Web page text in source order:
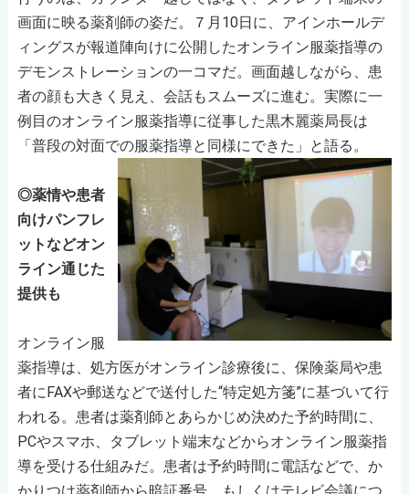
画面に映る薬剤師の姿だ。７月10日に、アインホールデ
ィングスが報道陣向けに公開したオンライン服薬指導の
デモンストレーションの一コマだ。画面越しながら、患
者の顔も大きく見え、会話もスムーズに進む。実際に一
例目のオンライン服薬指導に従事した黒木麗薬局長は
「普段の対面での服薬指導と同様にできた」と語る。
◎薬情や患者
向けパンフレ
ットなどオン
ライン通じた
提供も
オンライン服
薬指導は、処方医がオンライン診療後に、保険薬局や患
者にFAXや郵送などで送付した“特定処方箋”に基づいて行
われる。患者は薬剤師とあらかじめ決めた予約時間に、
PCやスマホ、タブレット端末などからオンライン服薬指
導を受ける仕組みだ。患者は予約時間に電話などで、か